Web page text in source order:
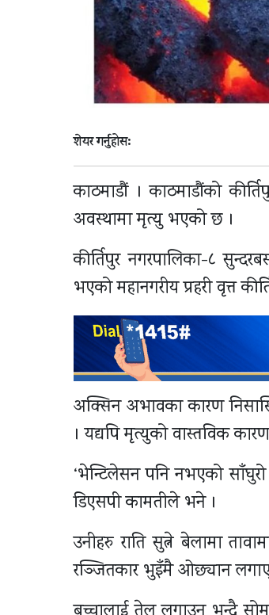
शेयर गर्नुहोस:
काठमाडौं । काठमाडौंको
अवस्थामा मृत्यु भएको छ ।
कीर्तिपुर नगरपालिका-८
भएको महानगरीय प्रहरी वृत्त
अक्सिन अभावका कारण
। यद्यपि मृत्युको वास्तविक
‘भेन्टिलेसन पनि नभएको
डिएसपी कामतीले भने ।
उनीहरु राति सुत्ने बेलामा
रञ्जितकार भुइँमै ओछ्यान